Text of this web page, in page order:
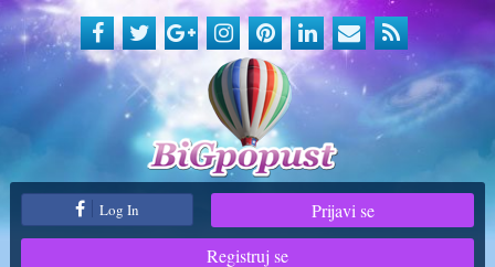
Log In
Prijavi se
Registruj se